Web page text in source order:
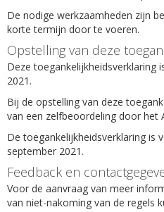
De nodige werkzaamheden zijn
korte termijn door te voeren.
Opstelling van deze
Deze toegankelijkheidsverklaring
2021.
Bij de opstelling van deze
van een zelfbeoordeling door het
De toegankelijkheidsverklaring is
september 2021.
Feedback en
Voor de aanvraag van meer
van niet-nakoming van de regels